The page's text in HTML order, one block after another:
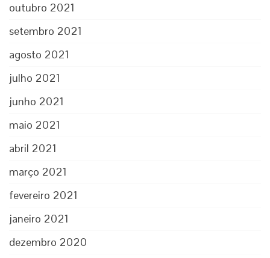
outubro 2021
setembro 2021
agosto 2021
julho 2021
junho 2021
maio 2021
abril 2021
março 2021
fevereiro 2021
janeiro 2021
dezembro 2020